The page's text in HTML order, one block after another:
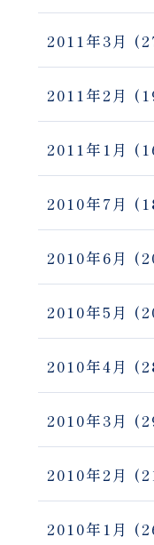
2011年3月
2011年2月
2011年1月
2010年7月
2010年6月
2010年5月
2010年4月
2010年3月
2010年2月
2010年1月